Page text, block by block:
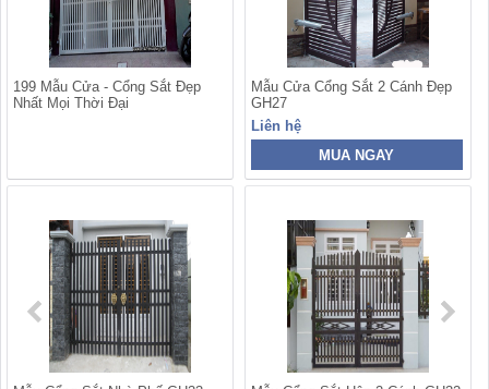
199 Mẫu Cửa - Cổng Sắt Đẹp
Nhất Mọi Thời Đại
Mẫu Cửa Cổng Sắt 2 Cánh Đẹp
GH27
Liên hệ
MUA NGAY